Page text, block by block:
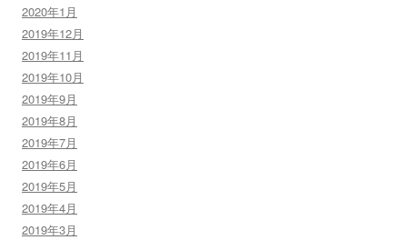
2020年1月
2019年12月
2019年11月
2019年10月
2019年9月
2019年8月
2019年7月
2019年6月
2019年5月
2019年4月
2019年3月